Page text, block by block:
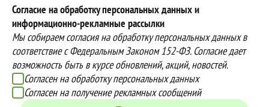
Согласие на обработку персональных данных и
информационно-рекламные рассылки
Мы собираем согласия на обработку персональных данных в
соответствие с Федеральным Законом 152-ФЗ. Согласие дает
возможность быть в курсе обновлений, акций, новостей.
Согласен на обработку персональных данных
Согласен на получение рекламных сообщений
E-mail:mail@semenauspeha.ru
Телефон: +7 (8352) 28-80-34
Адрес: г. Чебоксары, пр. Мира 76 А
Способы оплаты
Вы можете оплатить покупки
наличными при получении товара,
Доставка
Наша компания осуществляет
бесплатную